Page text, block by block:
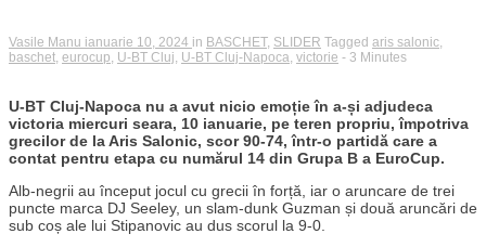
Vasile Manu ianuarie 10, 2024 in BASCHET, SLIDER Tagged aris salonic
baschet eurocup U-BT Cluj U-BT Cluj-Napoca victorie - 3 Minutes
U-BT Cluj-Napoca nu a avut nicio emoție în a-și adjudeca
victoria miercuri seara, 10 ianuarie, pe teren propriu, împotriva
grecilor de la Aris Salonic, scor 90-74, într-o partidă care a
contat pentru etapa cu numărul 14 din Grupa B a EuroCup.
Alb-negrii au început jocul cu grecii în forță, iar o aruncare de trei
puncte marca DJ Seeley, un slam-dunk Guzman și două aruncări de
sub coș ale lui Stipanovic au dus scorul la 9-0.